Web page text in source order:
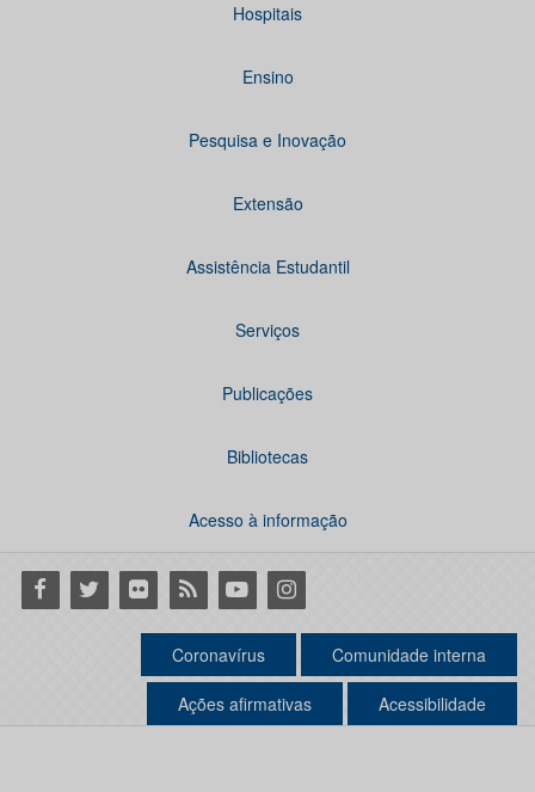
Hospitais
Ensino
Pesquisa e Inovação
Extensão
Assistência Estudantil
Serviços
Publicações
Bibliotecas
Acesso à informação
Facebook
Twitter Flickr RSS YoutubeInstagram
Coronavírus Comunidade interna
Ações afirmativas Acessibilidade